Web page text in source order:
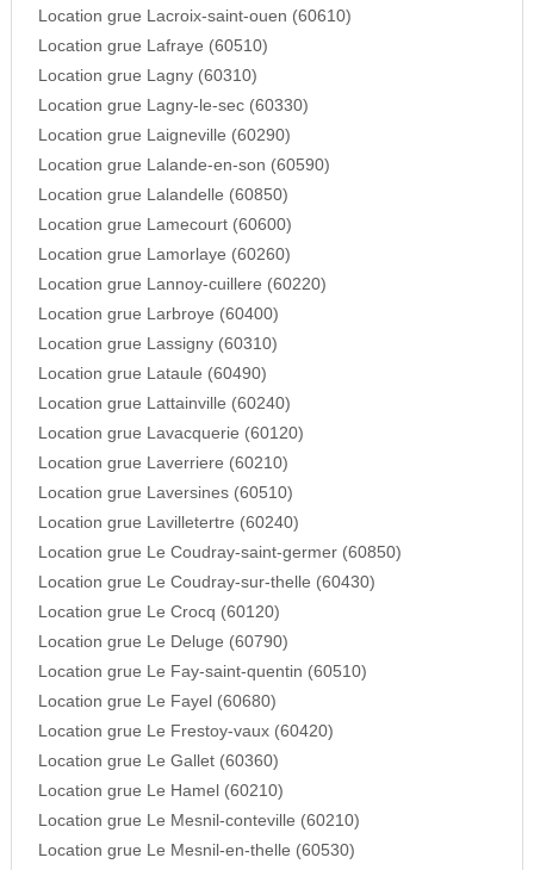
Location grue Lacroix-saint-ouen (60610)
Location grue Lafraye (60510)
Location grue Lagny (60310)
Location grue Lagny-le-sec (60330)
Location grue Laigneville (60290)
Location grue Lalande-en-son (60590)
Location grue Lalandelle (60850)
Location grue Lamecourt (60600)
Location grue Lamorlaye (60260)
Location grue Lannoy-cuillere (60220)
Location grue Larbroye (60400)
Location grue Lassigny (60310)
Location grue Lataule (60490)
Location grue Lattainville (60240)
Location grue Lavacquerie (60120)
Location grue Laverriere (60210)
Location grue Laversines (60510)
Location grue Lavilletertre (60240)
Location grue Le Coudray-saint-germer (60850)
Location grue Le Coudray-sur-thelle (60430)
Location grue Le Crocq (60120)
Location grue Le Deluge (60790)
Location grue Le Fay-saint-quentin (60510)
Location grue Le Fayel (60680)
Location grue Le Frestoy-vaux (60420)
Location grue Le Gallet (60360)
Location grue Le Hamel (60210)
Location grue Le Mesnil-conteville (60210)
Location grue Le Mesnil-en-thelle (60530)